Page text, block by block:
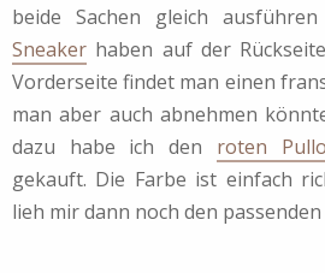
beide Sachen gleich
Sneaker haben auf der
Vorderseite findet man einen
man aber auch abnehmen
dazu habe ich den roten
gekauft. Die Farbe ist einfach
lieh mir dann noch den